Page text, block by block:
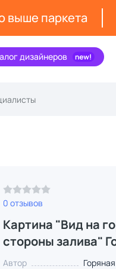
выше паркета
дизайнеров
0 отзывов
Картина "Вид на
стороны залива"
Автор